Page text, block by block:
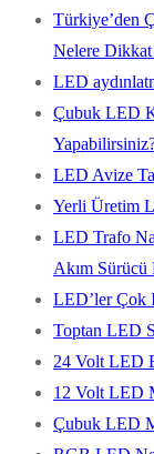
Türkiye’den
Nelere
LED
Çubuk LED
LED Avize
Yerli Üretim
LED Trafo
Akım Sürücü
LED’ler Çok
Toptan LED
24 Volt LED
12 Volt LED
Çubuk LED